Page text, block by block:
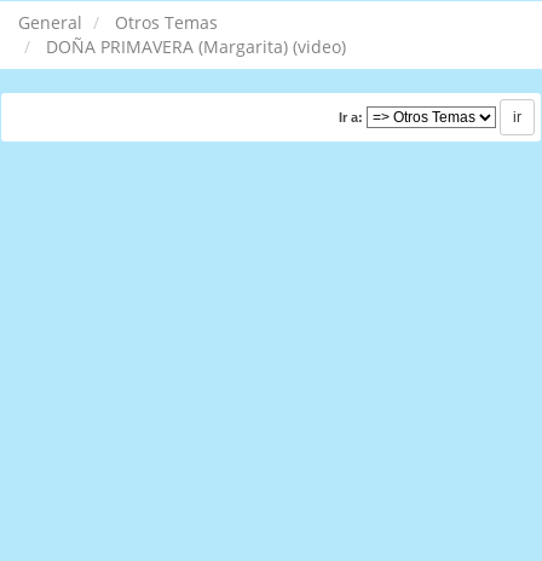
General
Otros Temas
DOÑA PRIMAVERA (Margarita) (video)
Ir a: